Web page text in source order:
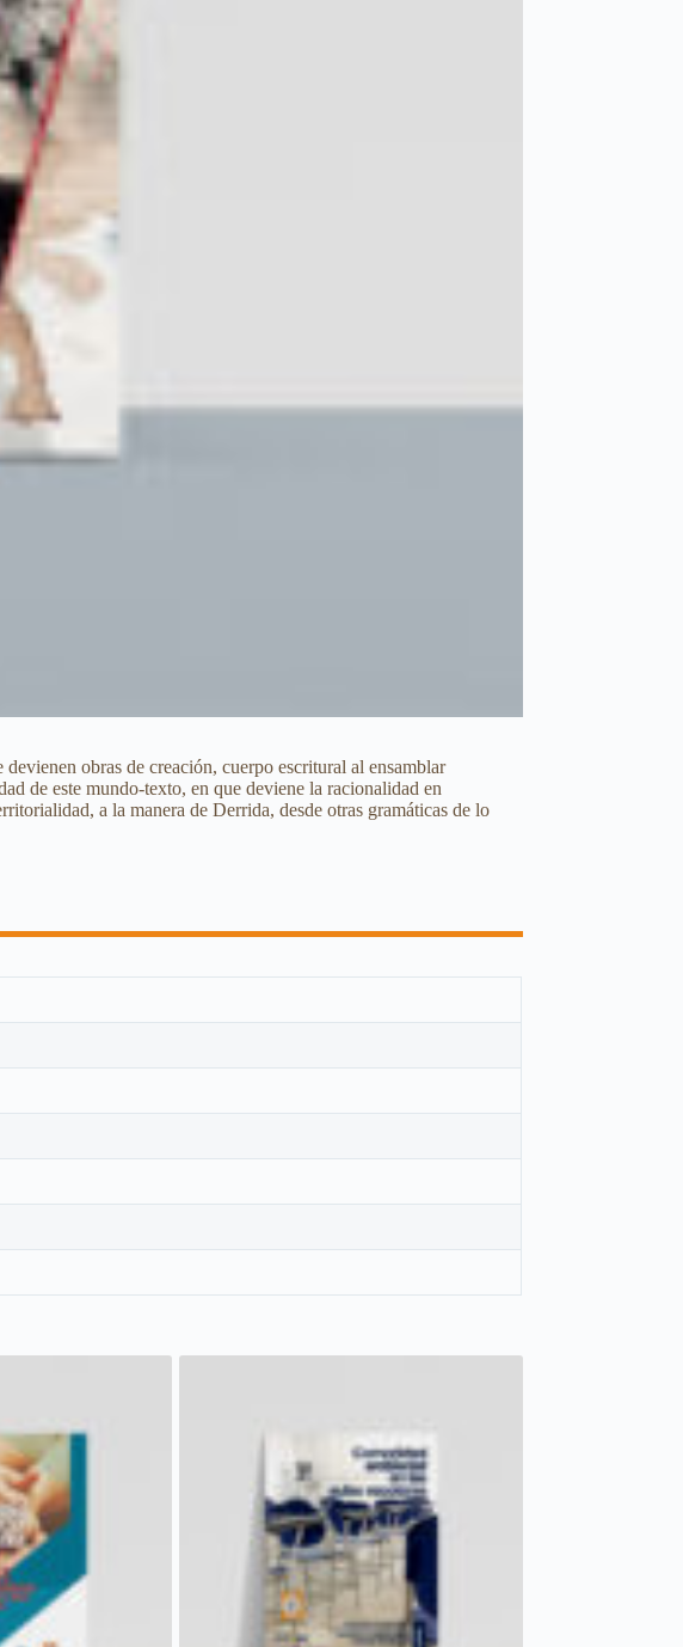
obras de creación, cuerpo escritural al ensamblar
de este mundo-texto, en que deviene la racionalidad en
a la manera de Derrida, desde otras gramáticas de lo